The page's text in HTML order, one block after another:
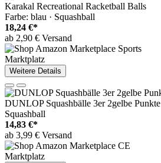
Karakal Recreational Racketball Balls
Farbe: blau · Squashball
18,24 €*
ab 2,90 € Versand
Marktplatz
Weitere Details
DUNLOP Squashbälle 3er 2gelbe Punkte
Squashball
14,83 €*
ab 3,99 € Versand
Marktplatz